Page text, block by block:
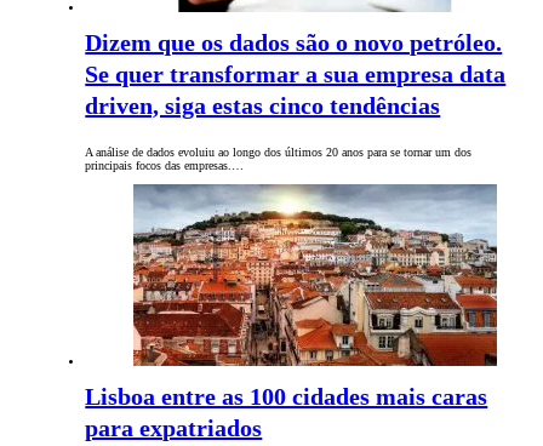
Dizem que os dados são o novo petróleo.
Se quer transformar a sua empresa data
driven, siga estas cinco tendências
A análise de dados evoluiu ao longo dos últimos 20 anos para se tornar um dos
principais focos das empresas.…
Lisboa entre as 100 cidades mais caras
para expatriados